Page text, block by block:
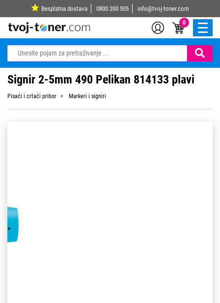
Besplatna dostava 0800 200 505 info@tvoj-toner.com
0
Signir 2-5mm 490 Pelikan 814133 plavi
Pisaći i crtaći pribor Markeri i signiri